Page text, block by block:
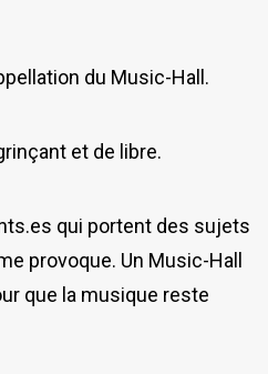
du Music-Hall.
et de libre.
qui portent des sujets
provoque. Un Music-Hall
que la musique reste